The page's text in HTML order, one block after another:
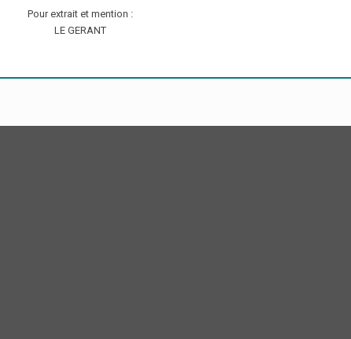
Pour extrait et mention :
LE GERANT